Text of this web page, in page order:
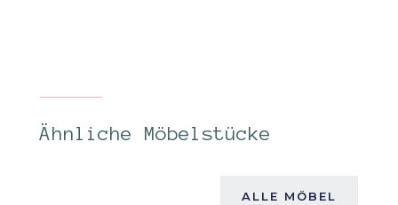
Ähnliche Möbelstücke
ALLE MÖBEL